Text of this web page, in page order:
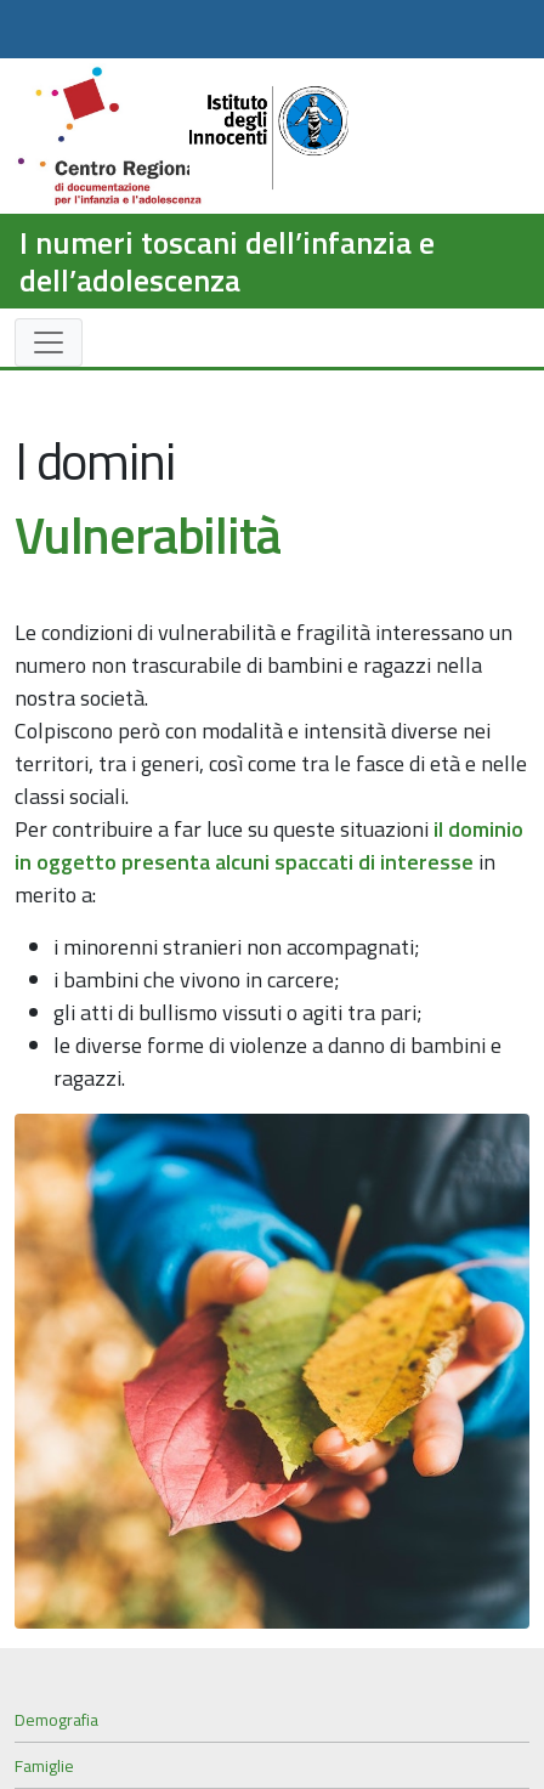
I numeri toscani dell’infanzia e
dell’adolescenza
I domini
Vulnerabilità
Le condizioni di vulnerabilità e fragilità interessano un
numero non trascurabile di bambini e ragazzi nella
nostra società.
Colpiscono però con modalità e intensità diverse nei
territori, tra i generi, così come tra le fasce di età e nelle
classi sociali.
Per contribuire a far luce su queste situazioniil dominio
in oggetto presenta alcuni spaccati di interesse in
merito a:
i minorenni stranieri non accompagnati;
i bambini che vivono in carcere;
gli atti di bullismo vissuti o agiti tra pari;
le diverse forme di violenze a danno di bambini e
ragazzi.
Demografia
Famiglie